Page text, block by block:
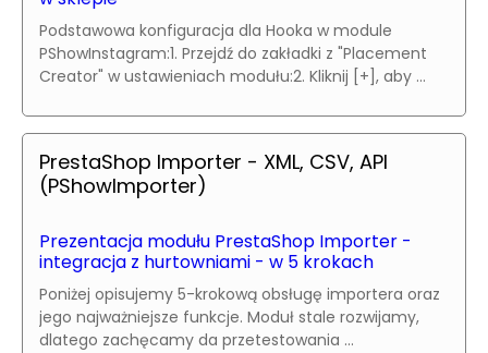
Podstawowa konfiguracja dla Hooka w module
PShowInstagram:1. Przejdź do zakładki z "Placement
Creator" w ustawieniach modułu:2. Kliknij [+], aby ...
PrestaShop Importer - XML, CSV, API
(PShowImporter)
Prezentacja modułu PrestaShop Importer -
integracja z hurtowniami - w 5 krokach
Poniżej opisujemy 5-krokową obsługę importera oraz
jego najważniejsze funkcje. Moduł stale rozwijamy,
dlatego zachęcamy da przetestowania ...